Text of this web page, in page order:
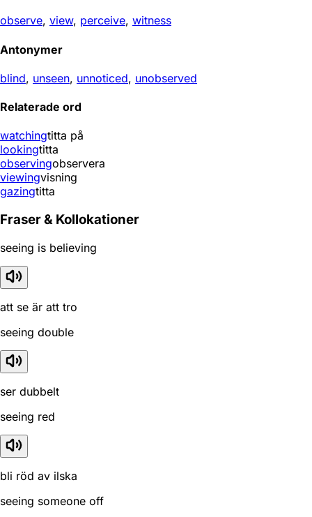
observe, view, perceive, witness
Antonymer
blind, unseen, unnoticed, unobserved
Relaterade ord
watchingtitta på
lookingtitta
observingobservera
viewingvisning
gazingtitta
Fraser & Kollokationer
seeing is believing
att se är att tro
seeing double
ser dubbelt
seeing red
bli röd av ilska
seeing someone off